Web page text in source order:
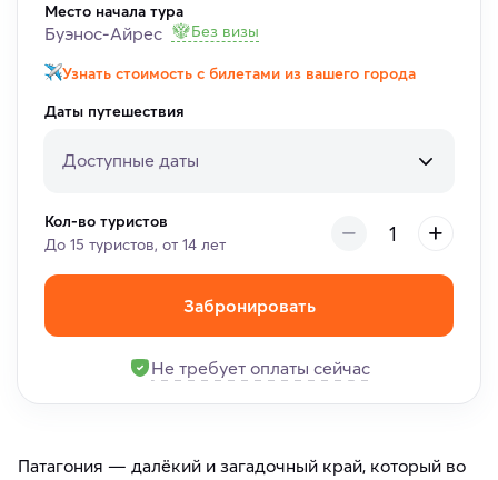
Место начала тура
Буэнос-Айрес Без визы
Узнать стоимость с билетами из вашего города
Даты путешествия
Доступные даты
Кол-во туристов
До 15 туристов, от 14 лет
Забронировать
Не требует оплаты сейчас
Патагония — далёкий и загадочный край, который во